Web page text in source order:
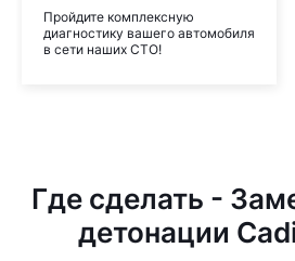
Пройдите комплексную
диагностику вашего автомобиля
в сети наших СТО!
Где сделать -
детонации